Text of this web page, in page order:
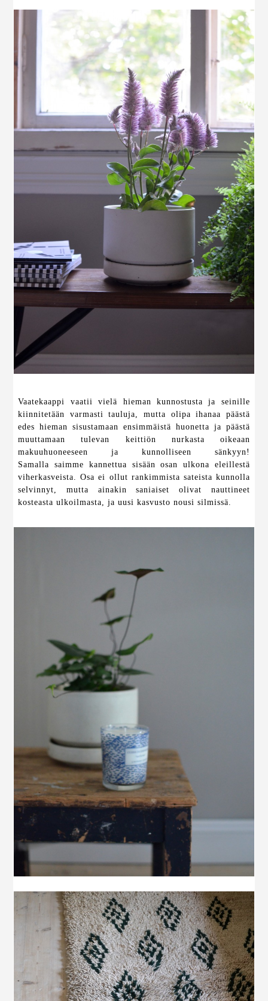
Vaatekaappi vaatii vielä hieman kunnostusta ja seinille
kiinnitetään varmasti tauluja, mutta olipa ihanaa päästä
edes hieman sisustamaan ensimmäistä huonetta ja päästä
muuttamaan tulevan keittiön nurkasta oikeaan
makuuhuoneeseen ja kunnolliseen sänkyyn!
Samalla saimme kannettua sisään osan ulkona eleillestä
viherkasveista. Osa ei ollut rankimmista sateista kunnolla
selvinnyt, mutta ainakin saniaiset olivat nauttineet
kosteasta ulkoilmasta, ja uusi kasvusto nousi silmissä.